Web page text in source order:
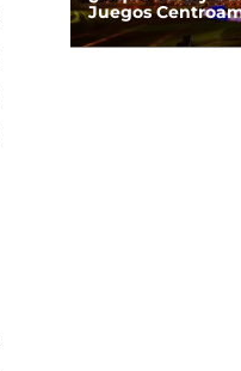
Juegos